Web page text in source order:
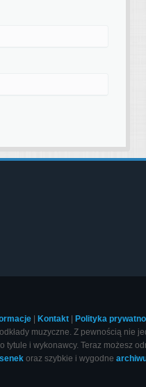
Kontakt
Polityka
muzyczne. Z pewnością nie
i wykonawcy. Teraz możesz
oraz szybkie i wygodne